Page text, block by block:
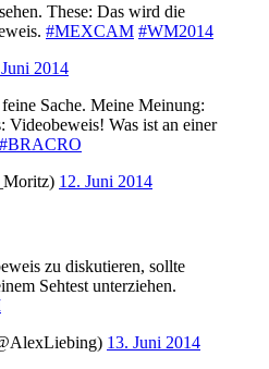
These: Das wird die
#MEXCAM #WM2014
2014
Sache. Meine Meinung:
Videobeweis! Was ist an einer
#BRACRO
12. Juni 2014
zu diskutieren, sollte
Sehtest unterziehen.
13. Juni 2014